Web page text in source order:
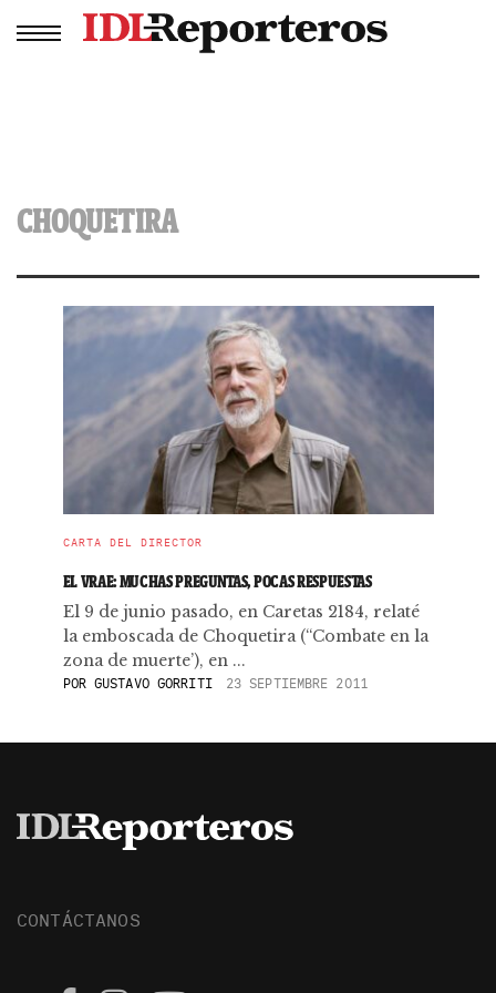
CHOQUETIRA
CARTA DEL DIRECTOR
EL VRAE: MUCHAS PREGUNTAS, POCAS RESPUESTAS
El 9 de junio pasado, en Caretas 2184, relaté
la emboscada de Choquetira (“Combate en la
zona de muerte’), en ...
POR GUSTAVO GORRITI 23 SEPTIEMBRE 2011
CONTÁCTANOS